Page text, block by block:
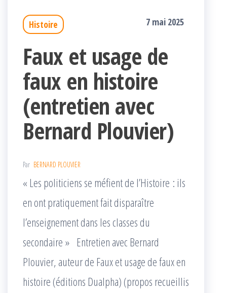
Histoire 7 mai 2025
Faux et usage de
faux en histoire
(entretien avec
Bernard Plouvier)
Par BERNARD PLOUVIER
« Les politiciens se méfient de l’Histoire : ils
en ont pratiquement fait disparaître
l’enseignement dans les classes du
secondaire » Entretien avec Bernard
Plouvier, auteur de Faux et usage de faux en
histoire (éditions Dualpha) (propos recueillis